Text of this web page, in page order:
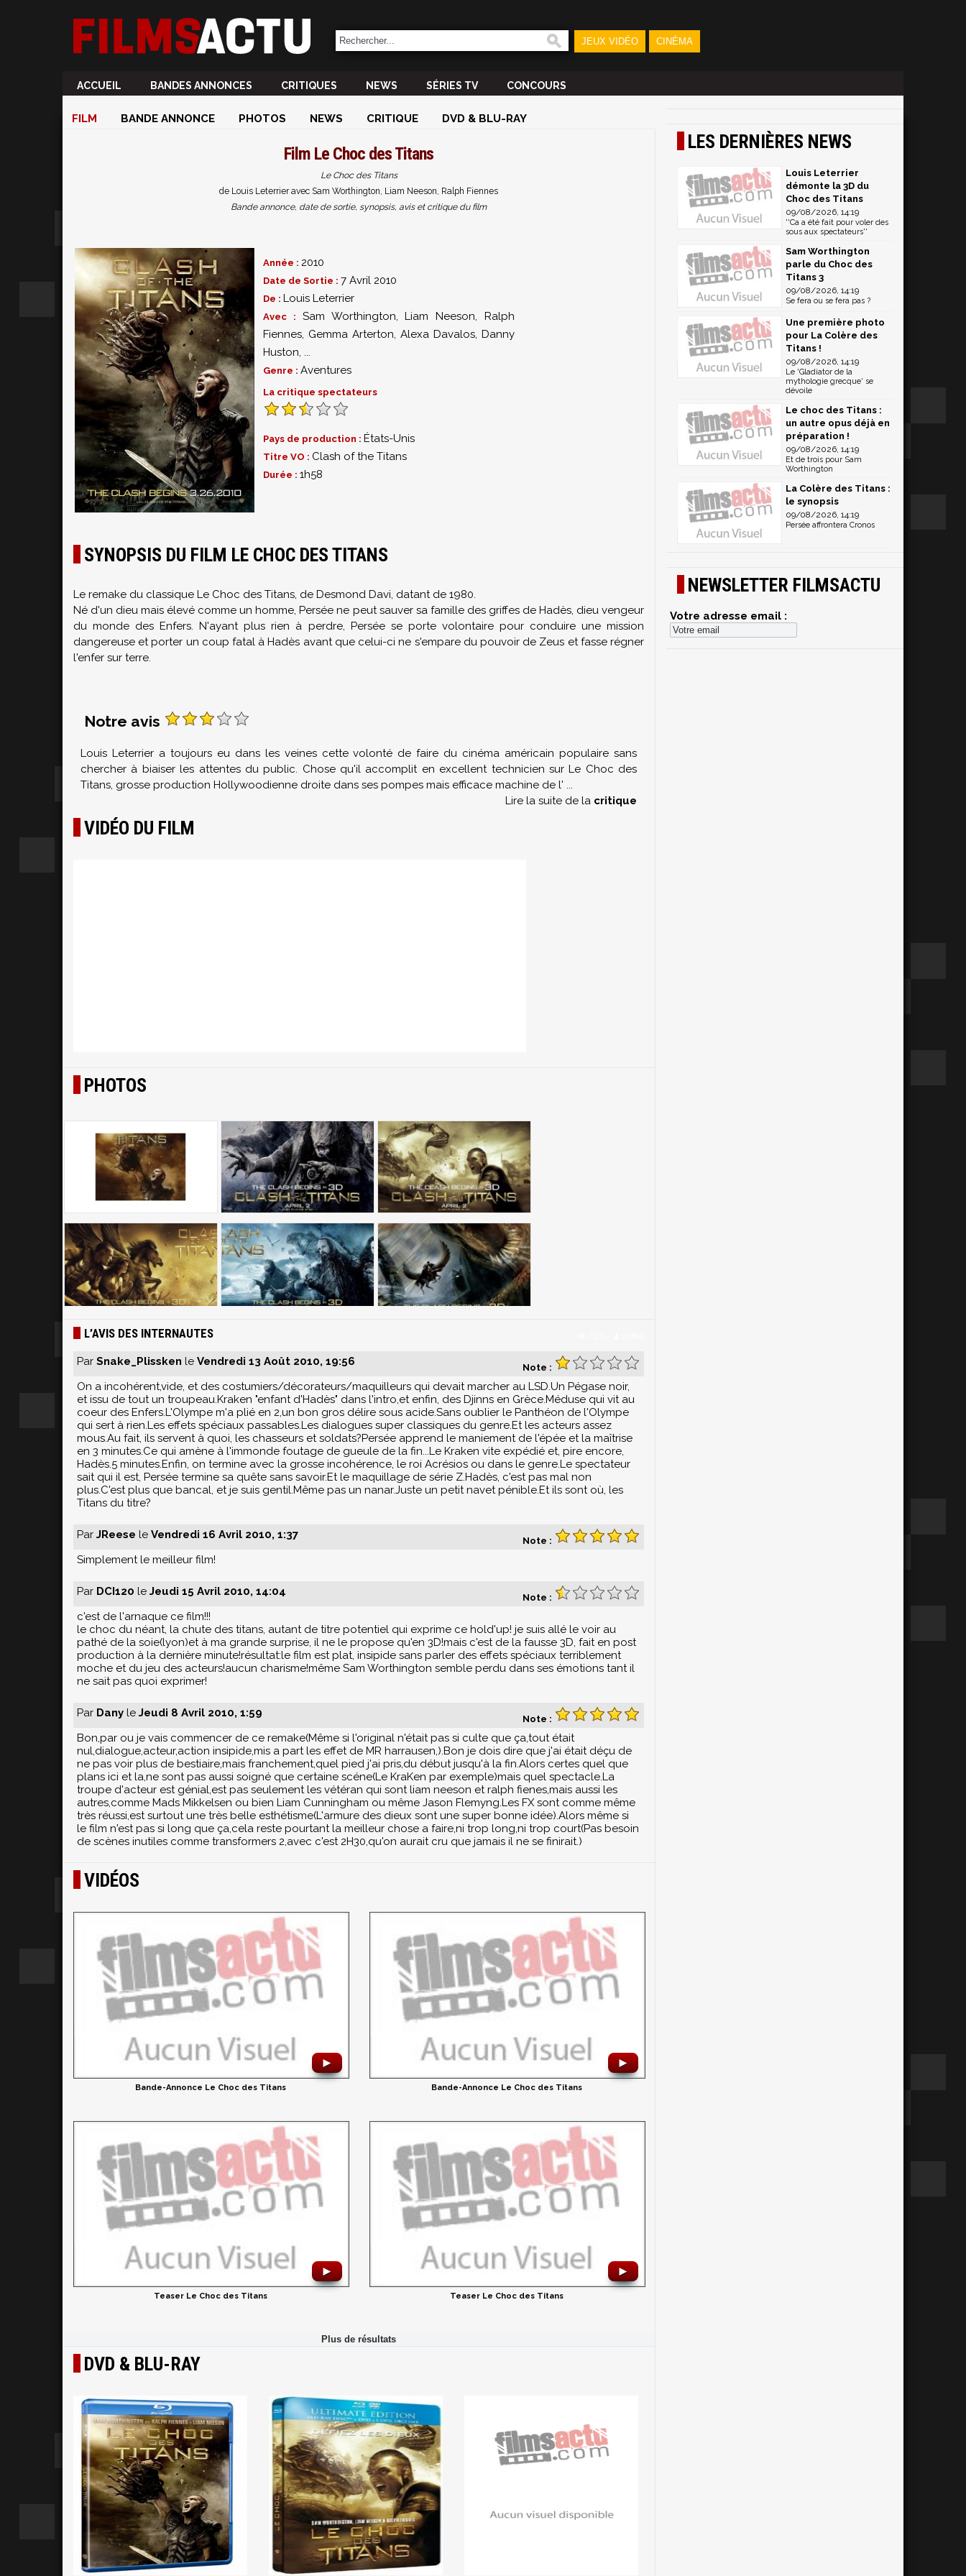
JEUX VIDÉO CINÉMA
ACCUEIL BANDES ANNONCES CRITIQUES NEWS SÉRIES TV CONCOURS
FILM BANDE ANNONCE PHOTOS NEWS CRITIQUE DVD & BLU-RAY
Film Le Choc des Titans
Le Choc des Titans
de Louis Leterrier avec Sam Worthington, Liam Neeson, Ralph Fiennes
Bande annonce, date de sortie, synopsis, avis et critique du film
Année : 2010
Date de Sortie : 7 Avril 2010
De : Louis Leterrier
Avec : Sam Worthington,Liam Neeson,Ralph
Fiennes, Gemma Arterton, Alexa Davalos, Danny
Huston, ...
Genre : Aventures
La critique spectateurs
Pays de production : États-Unis
Titre VO : Clash of the Titans
Durée : 1h58
SYNOPSIS DU FILM LE CHOC DES TITANS
Le remake du classique Le Choc des Titans, de Desmond Davi, datant de 1980.
Né d'un dieu mais élevé comme un homme, Persée ne peut sauver sa famille des griffes de Hadès, dieu vengeur
du monde des Enfers. N'ayant plus rien à perdre, Persée se porte volontaire pour conduire une mission
dangereuse et porter un coup fatal à Hadès avant que celui-ci ne s'empare du pouvoir de Zeus et fasse régner
l'enfer sur terre.
Notre avis
Louis Leterrier a toujours eu dans les veines cette volonté de faire du cinéma américain populaire sans
chercher à biaiser les attentes du public. Chose qu'il accomplit en excellent technicien sur Le Choc des
Titans, grosse production Hollywoodienne droite dans ses pompes mais efficace machine de l' ...
Lire la suite de la critique
VIDÉO DU FILM
PHOTOS
L’AVIS DES INTERNAUTES
Note :
Par Snake_Plissken le Vendredi 13 Août 2010, 19:56
On a incohérent,vide, et des costumiers/décorateurs/maquilleurs qui devait marcher au LSD.Un Pégase noir,
et issu de tout un troupeau.Kraken "enfant d'Hadès" dans l'intro,et enfin, des Djinns en Grèce.Méduse qui vit au
coeur des Enfers.L'Olympe m'a plié en 2,un bon gros délire sous acide.Sans oublier le Panthéon de l'Olympe
qui sert à rien.Les effets spéciaux passables.Les dialogues super classiques du genre.Et les acteurs assez
mous.Au fait, ils servent à quoi, les chasseurs et soldats?Persée apprend le maniement de l'épée et la maîtrise
en 3 minutes.Ce qui amène à l'immonde foutage de gueule de la fin...Le Kraken vite expédié et, pire encore,
Hadès.5 minutes.Enfin, on termine avec la grosse incohérence, le roi Acrésios ou dans le genre.Le spectateur
sait qui il est, Persée termine sa quête sans savoir.Et le maquillage de série Z.Hadès, c'est pas mal non
plus.C'est plus que bancal, et je suis gentil.Même pas un nanar.Juste un petit navet pénible.Et ils sont où, les
Titans du titre?
Note :
Par JReese le Vendredi 16 Avril 2010, 1:37
Simplement le meilleur film!
Note :
Par DCI120 le Jeudi 15 Avril 2010, 14:04
c'est de l'arnaque ce film!!!
le choc du néant, la chute des titans, autant de titre potentiel qui exprime ce hold'up! je suis allé le voir au
pathé de la soie(lyon)et à ma grande surprise, il ne le propose qu'en 3D!mais c'est de la fausse 3D, fait en post
production à la dernière minute!résultat:le film est plat, insipide sans parler des effets spéciaux terriblement
moche et du jeu des acteurs!aucun charisme!même Sam Worthington semble perdu dans ses émotions tant il
ne sait pas quoi exprimer!
Note :
Par Dany le Jeudi 8 Avril 2010, 1:59
Bon,par ou je vais commencer de ce remake(Même si l'original n'était pas si culte que ça,tout était
nul,dialogue,acteur,action insipide,mis a part les effet de MR harrausen,).Bon je dois dire que j'ai était déçu de
ne pas voir plus de bestiaire,mais franchement,quel pied j'ai pris,du début jusqu'à la fin.Alors certes quel que
plans ici et la,ne sont pas aussi soigné que certaine scéne(Le KraKen par exemple)mais quel spectacle.La
troupe d'acteur est génial,est pas seulement les vétéran qui sont liam neeson et ralph fienes,mais aussi les
autres,comme Mads Mikkelsen ou bien Liam Cunningham ou même Jason Flemyng.Les FX sont comme même
très réussi,est surtout une très belle esthétisme(L'armure des dieux sont une super bonne idée).Alors même si
le film n'est pas si long que ça,cela reste pourtant la meilleur chose a faire,ni trop long,ni trop court(Pas besoin
de scènes inutiles comme transformers 2,avec c'est 2H30,qu'on aurait cru que jamais il ne se finirait.)
VIDÉOS
►
Bande-Annonce Le Choc des Titans
►
Bande-Annonce Le Choc des Titans
►
Teaser Le Choc des Titans
►
Teaser Le Choc des Titans
DVD & BLU-RAY
LES DERNIÈRES NEWS
Louis Leterrier
démonte la 3D du
Choc des Titans
09/08/2026, 14:19
''Ca a été fait pour voler des
sous aux spectateurs''
Sam Worthington
parle du Choc des
Titans 3
09/08/2026, 14:19
Se fera ou se fera pas ?
Une première photo
pour La Colère des
Titans !
09/08/2026, 14:19
Le 'Gladiator de la
mythologie grecque' se
dévoile
Le choc des Titans :
un autre opus déjà en
préparation !
09/08/2026, 14:19
Et de trois pour Sam
Worthington
La Colère des Titans :
le synopsis
09/08/2026, 14:19
Persée affrontera Cronos
NEWSLETTER FILMSACTU
Votre adresse email :